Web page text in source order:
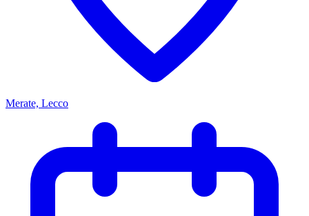
Merate, Lecco